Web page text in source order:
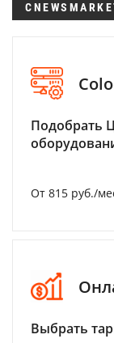
Подобрать
От 815 руб./
Выбрать